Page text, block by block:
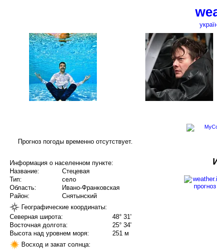
Прогноз погоды временно отсутствует.
Информация о населенном пункте:
Название:
Стецевая
Тип:
село
Область:
Ивано-Франковская
Район:
Снятынский
Географические координаты:
Северная широта:
48° 31'
Восточная долгота:
25° 34'
Высота над уровнем моря:
251 м
Восход и закат солнца: